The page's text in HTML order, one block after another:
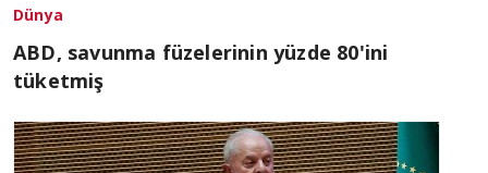
Dünya
ABD, savunma füzelerinin yüzde 80'ini
tüketmiş